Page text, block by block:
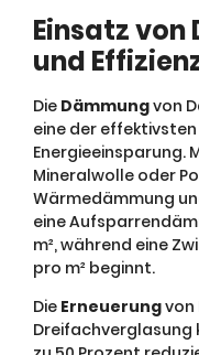
Einsatz
und
Die Dämmungvon
eine der
Energieeinsparung.
Mineralwolle oder
Wärmedämmung
eine
m², während eine
pro m² beginnt.
Die Erneuerungvon
Dreifachverglasung